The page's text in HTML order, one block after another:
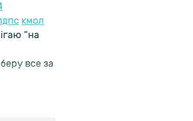
пс кмол
“на
все за